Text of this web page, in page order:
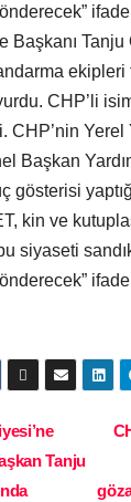
Başkanı Tanju
ekipleri
CHP’li
CHP’nin
Başkan
gösterisi
kin ve
siyaseti
Tanju